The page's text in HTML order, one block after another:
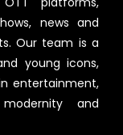
news and
Our team is a
young icons,
entertainment,
and